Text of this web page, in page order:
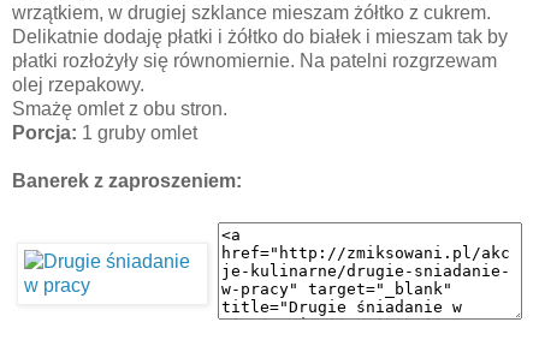
wrzątkiem, w drugiej szklance mieszam żółtko z cukrem.
Delikatnie dodaję płatki i żółtko do białek i mieszam tak by
płatki rozłożyły się równomiernie. Na patelni rozgrzewam
olej rzepakowy.
Smażę omlet z obu stron.
Porcja: 1 gruby omlet
Banerek z zaproszeniem: